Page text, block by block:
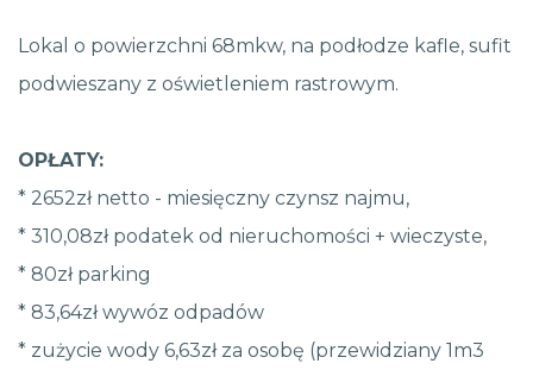
Lokal o powierzchni 68mkw, na podłodze kafle, sufit
podwieszany z oświetleniem rastrowym.
OPŁATY:
* 2652zł netto - miesięczny czynsz najmu,
* 310,08zł podatek od nieruchomości + wieczyste,
* 80zł parking
* 83,64zł wywóz odpadów
* zużycie wody 6,63zł za osobę (przewidziany 1m3